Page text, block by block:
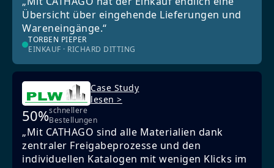
Übersicht über eingehende Lieferungen und
Wareneingänge.“
TORBEN PIEPER
EINKAUF · RICHARD DITTING
Case Study
lesen >
50%schnellere
Bestellungen
„Mit CATHAGO sind alle Materialien dank
zentraler Freigabeprozesse und den
individuellen Katalogen mit wenigen Klicks im